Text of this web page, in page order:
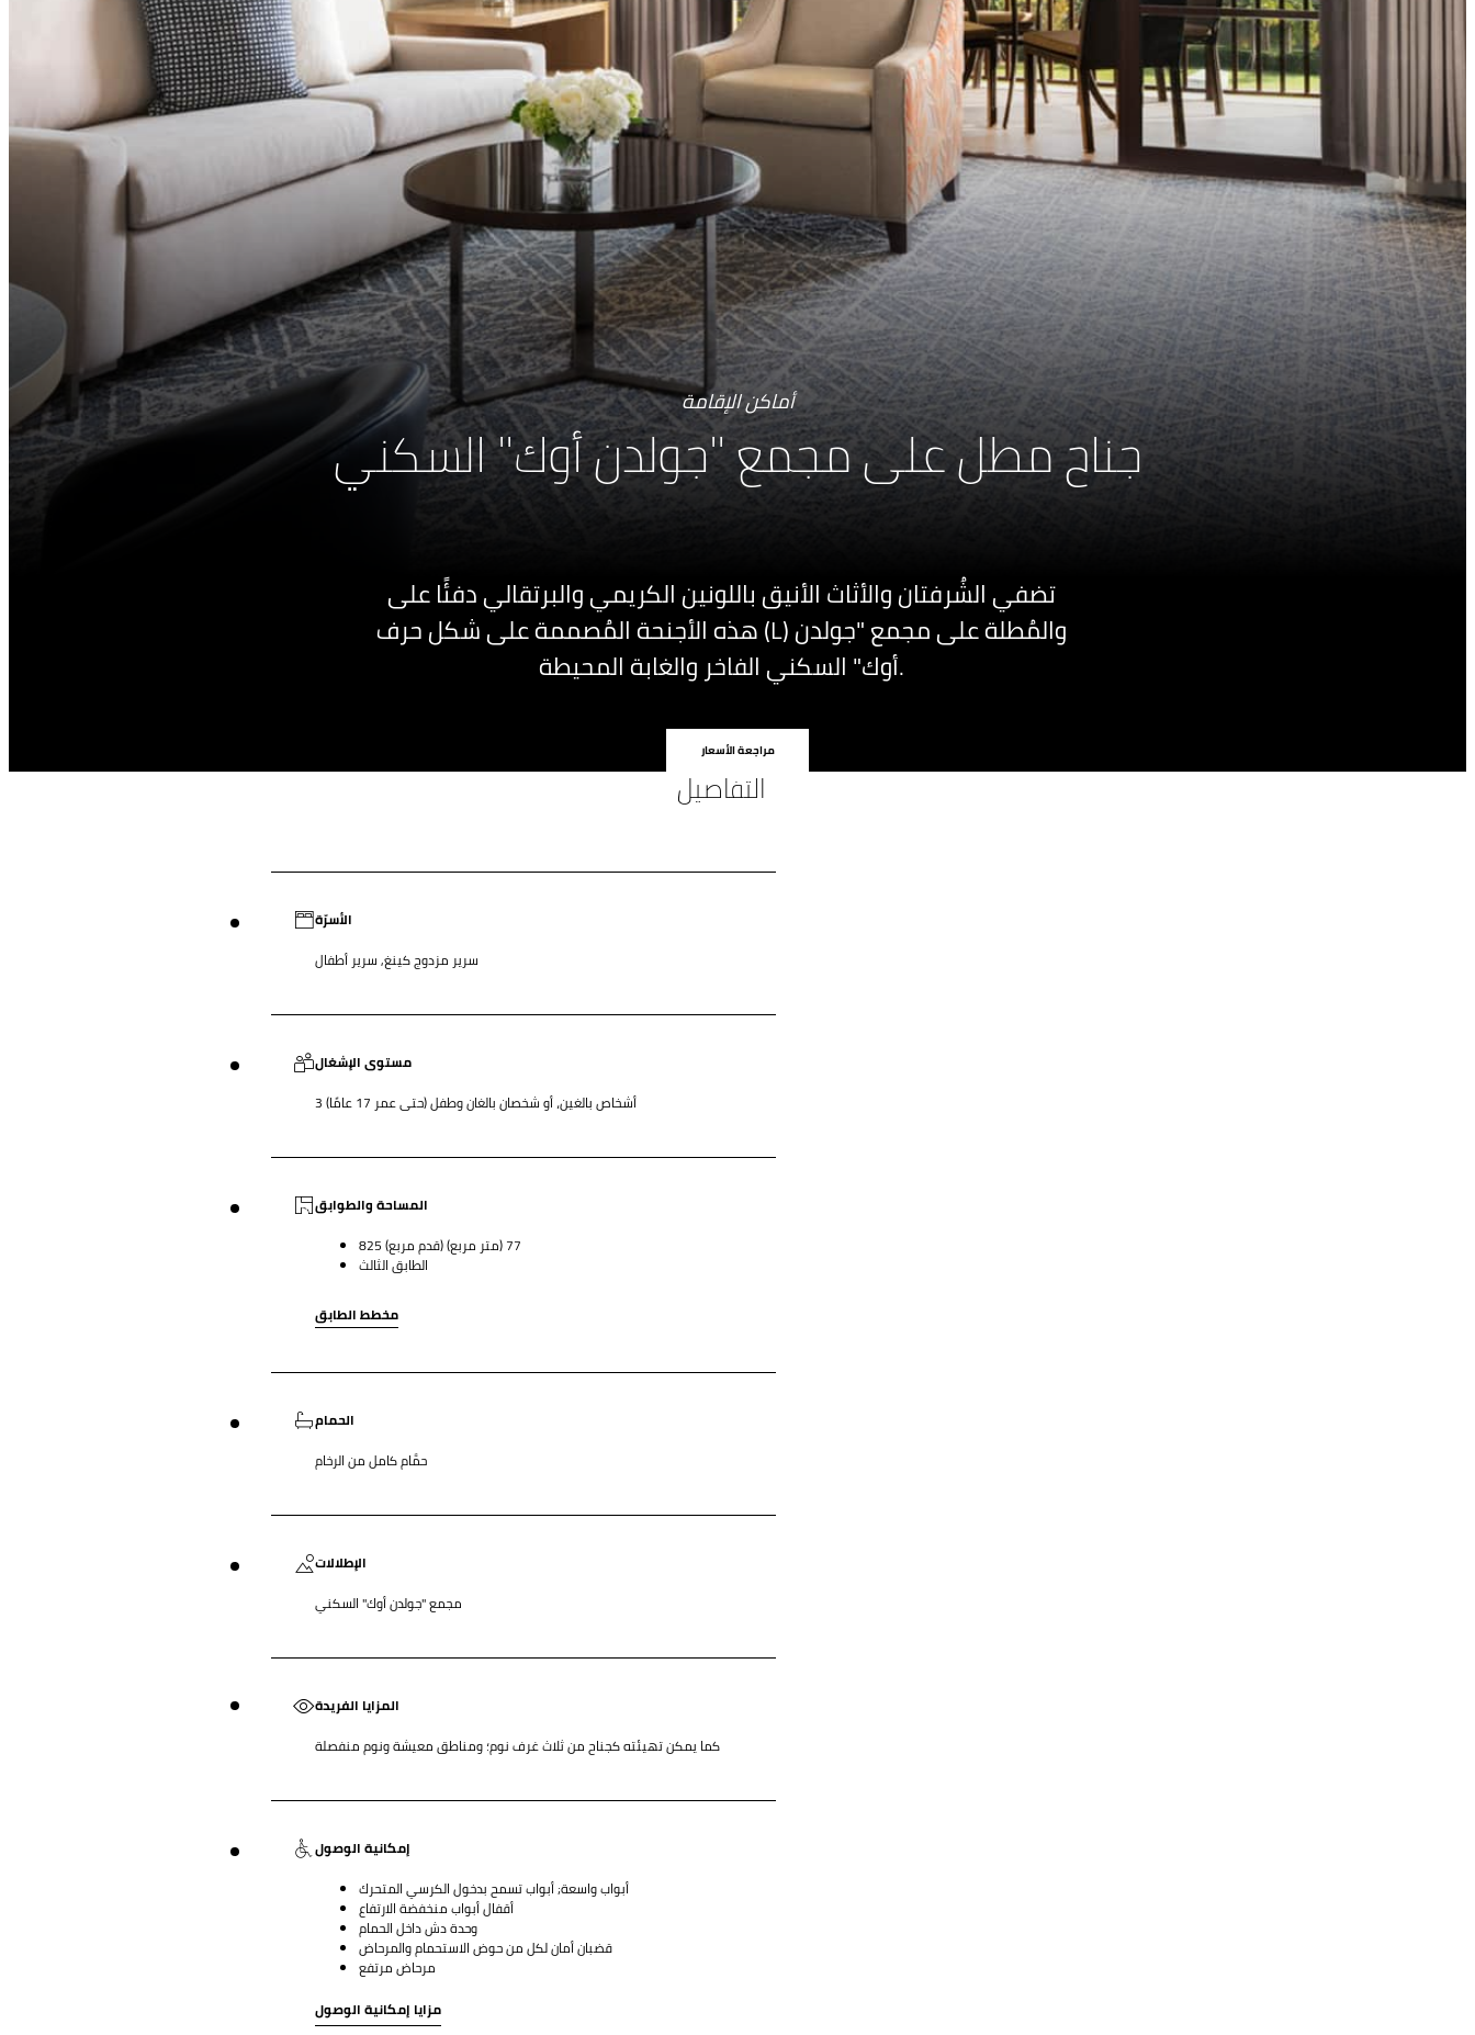
أماكن الإقامة
جناح مطل على مجمع "جولدن أوك" السكني
تضفي الشُرفتان والأثاث الأنيق باللونين الكريمي والبرتقالي دفئًا على
هذه الأجنحة المُصممة على شكل حرف (L) والمُطلة على مجمع "جولدن
أوك" السكني الفاخر والغابة المحيطة.
مراجعة الأسعار
التفاصيل
الأسرّة
سرير مزدوج كينغ, سرير أطفال
مستوى الإشغال
3 أشخاص بالغين، أو شخصان بالغان وطفل (حتى عمر 17 عامًا)
المساحة والطوابق
825 (قدم مربع) 77 (متر مربع)
الطابق الثالث
مخطط الطابق
الحمام
حمَّام كامل من الرخام
الإطلالات
مجمع "جولدن أوك" السكني
المزايا الفريدة
كما يمكن تهيئته كجناح من ثلاث غرف نوم؛ ومناطق معيشة ونوم منفصلة
إمكانية الوصول
أبواب واسعة; أبواب تسمح بدخول الكرسي المتحرك
أقفال أبواب منخفضة الارتفاع
وحدة دش داخل الحمام
قضبان أمان لكل من حوض الاستحمام والمرحاض
مرحاض مرتفع
مزايا إمكانية الوصول